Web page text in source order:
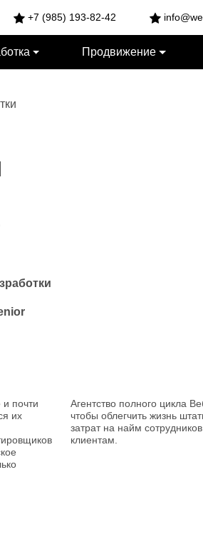
+7 (985) 193-82-42
Продвижение
почти
их
Агентство полного цикла
чтобы облегчить жизнь
затрат на найм
клиентам.